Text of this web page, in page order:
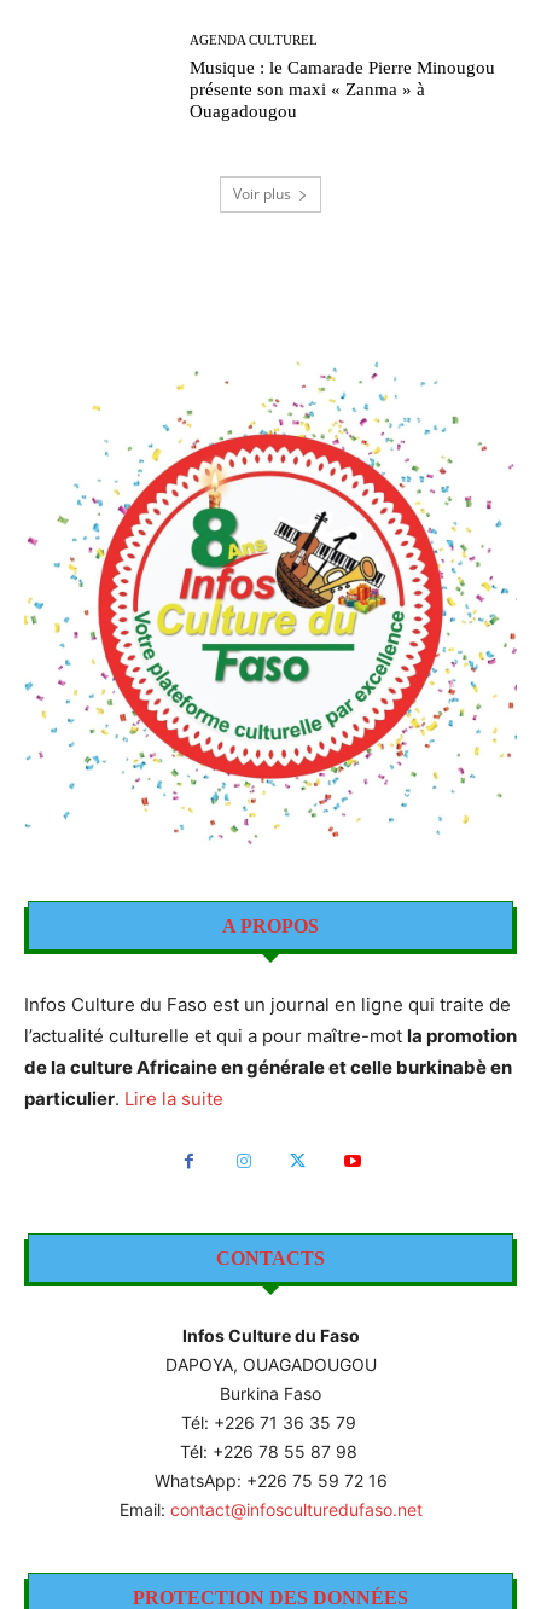
AGENDA CULTUREL
Musique : le Camarade Pierre Minougou
présente son maxi « Zanma » à
Ouagadougou
Voir plus
A PROPOS
Infos Culture du Faso est un journal en ligne qui traite de
l’actualité culturelle et qui a pour maître-mot la promotion
de la culture Africaine en générale et celle burkinabè en
particulier. Lire la suite
CONTACTS
Infos Culture du Faso
DAPOYA, OUAGADOUGOU
Burkina Faso
Tél: +226 71 36 35 79
Tél: +226 78 55 87 98
WhatsApp: +226 75 59 72 16
Email: contact@infosculturedufaso.net
PROTECTION DES DONNÉES